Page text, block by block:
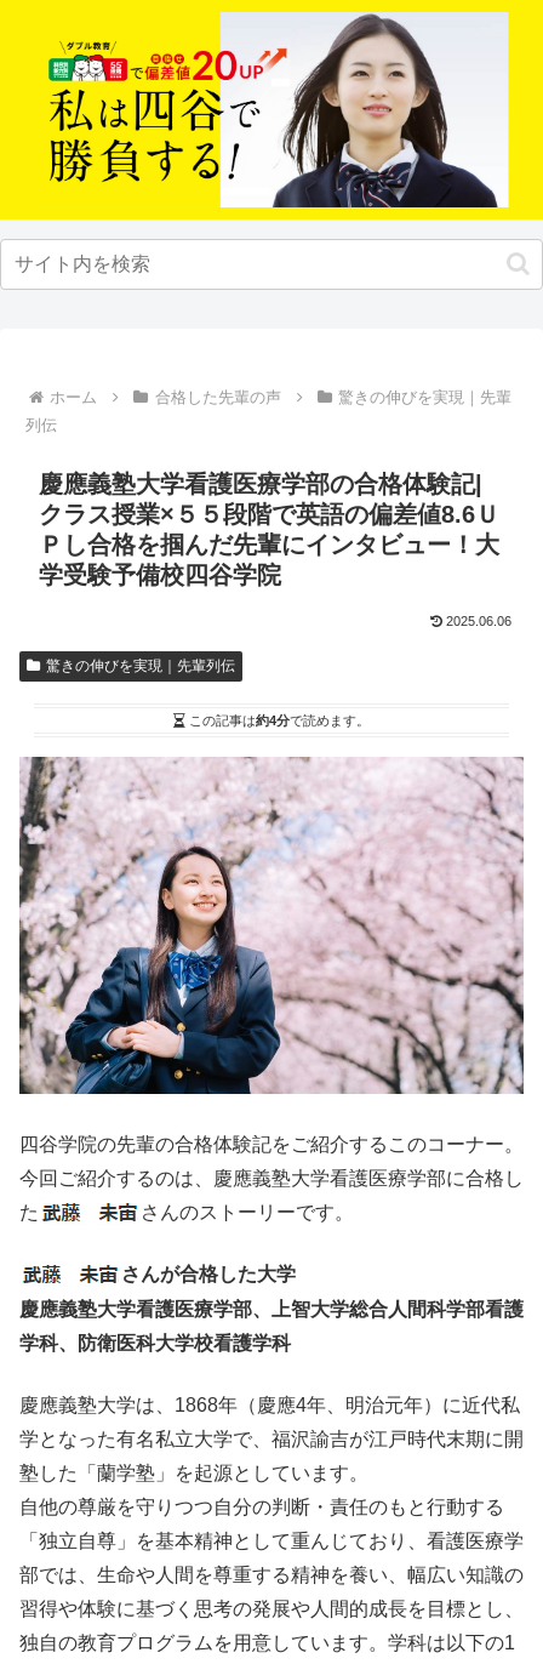
ホーム 合格した先輩の声
驚きの伸びを実現｜先輩
列伝
慶應義塾大学看護医療学部の合格体験記|
クラス授業×５５段階で英語の偏差値8.6Ｕ
Ｐし合格を掴んだ先輩にインタビュー！大
学受験予備校四谷学院
2025.06.06
驚きの伸びを実現｜先輩列伝
この記事は約4分で読めます。
四谷学院の先輩の合格体験記をご紹介するこのコーナー。
今回ご紹介するのは、慶應義塾大学看護医療学部に合格し
た
さんのストーリーです。
さんが合格した大学
慶應義塾大学看護医療学部、上智大学総合人間科学部看護
学科、防衛医科大学校看護学科
慶應義塾大学は、1868年（慶應4年、明治元年）に近代私
学となった有名私立大学で、福沢諭吉が江戸時代末期に開
塾した「蘭学塾」を起源としています。
自他の尊厳を守りつつ自分の判断・責任のもと行動する
「独立自尊」を基本精神として重んじており、看護医療学
部では、生命や人間を尊重する精神を養い、幅広い知識の
習得や体験に基づく思考の発展や人間的成長を目標とし、
独自の教育プログラムを用意しています。学科は以下の1